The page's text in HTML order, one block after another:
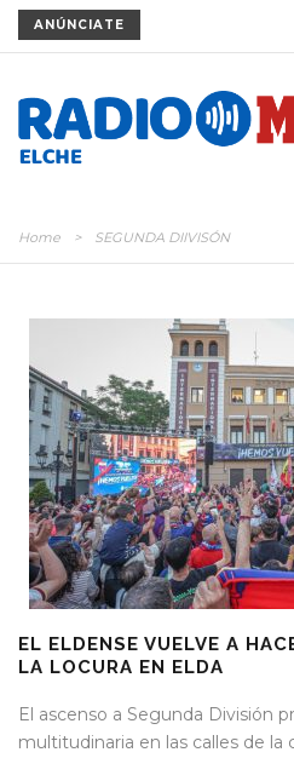
ANÚNCIATE
Home > SEGUNDA DIIVISÓN
EL ELDENSE VUELVE A
LA LOCURA EN ELDA
El ascenso a Segunda División
multitudinaria en las calles de la